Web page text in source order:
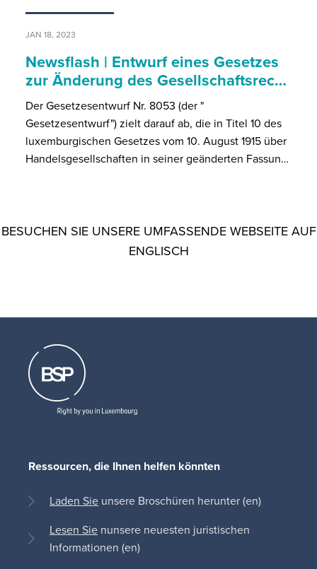
JAN 18, 2023
Newsflash | Entwurf eines Gesetzes
zur Änderung des Gesellschaftsrec…
Der Gesetzesentwurf Nr. 8053 (der "
Gesetzesentwurf") zielt darauf ab, die in Titel 10 des
luxemburgischen Gesetzes vom 10. August 1915 über
Handelsgesellschaften in seiner geänderten Fassun…
BESUCHEN SIE UNSERE UMFASSENDE WEBSEITE AUF
ENGLISCH
Ressourcen, die Ihnen helfen könnten
Laden Sie unsere Broschüren herunter (en)
Lesen Sie nunsere neuesten juristischen
Informationen (en)